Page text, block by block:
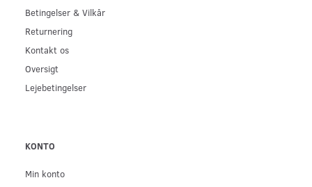
Betingelser & Vilkår
Returnering
Kontakt os
Oversigt
Lejebetingelser
KONTO
Min konto